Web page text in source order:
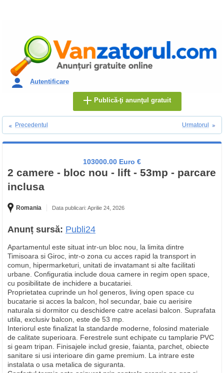
Autentificare
Publică-ţi anunţul gratuit
Precedentul Urmatorul
103000.00 Euro €
2 camere - bloc nou - lift - 53mp - parcare
inclusa
Romania Data publicari: Aprilie 24, 2026
Anunț sursă: Publi24
Apartamentul este situat intr-un bloc nou, la limita dintre
Timisoara si Giroc, intr-o zona cu acces rapid la transport in
comun, hipermarketuri, unitati de invatamant si alte facilitati
urbane. Configuratia include doua camere in regim open space,
cu posibilitate de inchidere a bucatariei.
Proprietatea cuprinde un hol generos, living open space cu
bucatarie si acces la balcon, hol secundar, baie cu aerisire
naturala si dormitor cu deschidere catre acelasi balcon. Suprafata
utila, exclusiv balcon, este de 53 mp.
Interiorul este finalizat la standarde moderne, folosind materiale
de calitate superioara. Ferestrele sunt echipate cu tamplarie PVC
si geam tripan. Finisajele includ gresie, faianta, parchet, obiecte
sanitare si usi interioare din game premium. La intrare este
instalata o usa metalica de siguranta.